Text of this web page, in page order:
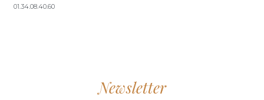
01.34.08.40.60
Newsletter